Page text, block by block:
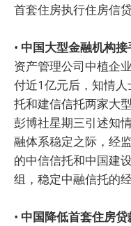
首套住房执行住房信
• 中国大型金融机构
资产管理公司中植企
付近1亿元后，知情
托和建信信托两家大
彭博社星期三引述知
融体系稳定之际，经
的中信信托和中国建
组，稳定中融信托的经
• 中国降低首套住房